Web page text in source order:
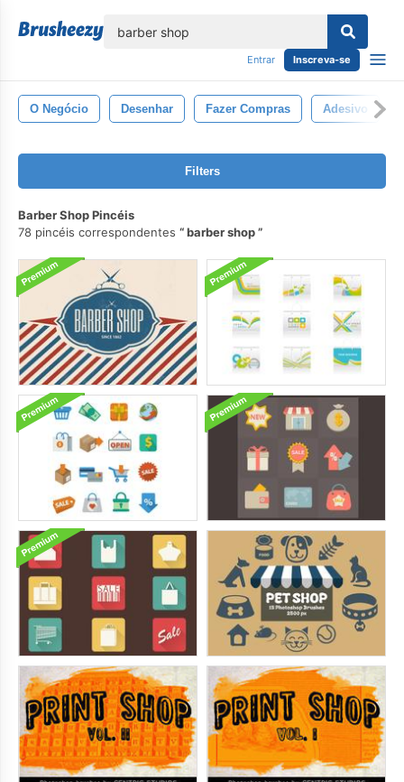
Entrar Inscreva-se
O Negócio Desenhar Fazer Compras Adesivo
Filters
Barber Shop Pincéis
78 pincéis correspondentes
barber shop